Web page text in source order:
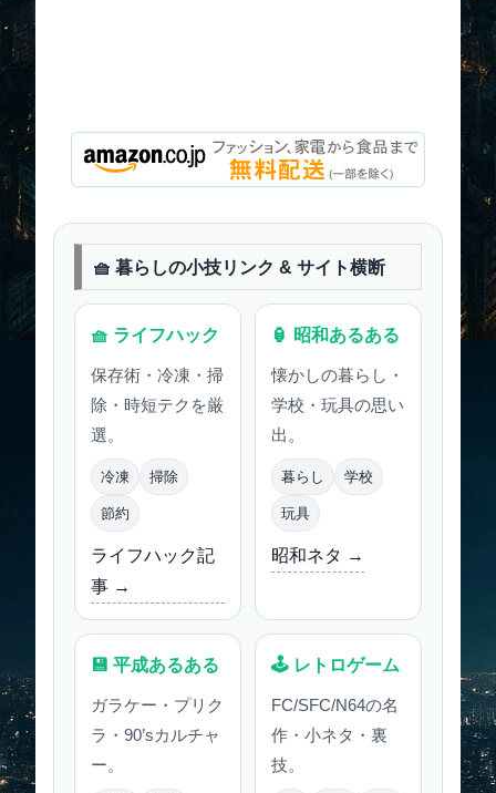
🧺 暮らしの小技リンク & サイト横断
🧺 ライフハック
保存術・冷凍・掃
除・時短テクを厳
選。
冷凍 掃除
節約
ライフハック記
事 →
🏮 昭和あるある
懐かしの暮らし・
学校・玩具の思い
出。
暮らし 学校
玩具
昭和ネタ →
💾 平成あるある
ガラケー・プリク
ラ・90’sカルチャ
ー。
🕹 レトロゲーム
FC/SFC/N64の名
作・小ネタ・裏
技。